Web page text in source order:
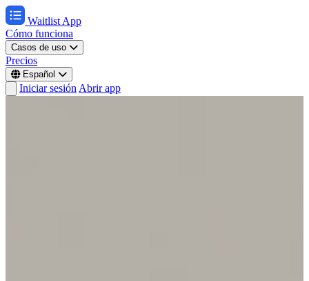
Waitlist App
Cómo funciona
Casos de uso
Precios
Español
Iniciar sesión Abrir app